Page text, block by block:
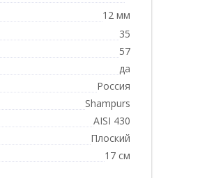
12 мм
35
57
да
Россия
Shampurs
AISI 430
Плоский
17 см